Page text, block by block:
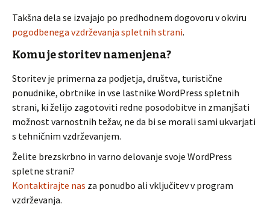
Takšna dela se izvajajo po predhodnem dogovoru v okviru
pogodbenega vzdrževanja spletnih strani.
Komu je storitev namenjena?
Storitev je primerna za podjetja, društva, turistične
ponudnike, obrtnike in vse lastnike WordPress spletnih
strani, ki želijo zagotoviti redne posodobitve in zmanjšati
možnost varnostnih težav, ne da bi se morali sami ukvarjati
s tehničnim vzdrževanjem.
Želite brezskrbno in varno delovanje svoje WordPress
spletne strani?
Kontaktirajte nas za ponudbo ali vključitev v program
vzdrževanja.